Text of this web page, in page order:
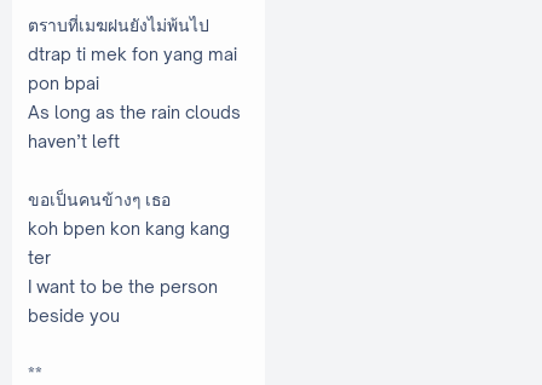
ตราบที่เมฆฝนยังไม่พ้นไป
dtrap ti mek fon yang mai
pon bpai
As long as the rain clouds
haven’t left
ขอเป็นคนข้างๆ เธอ
koh bpen kon kang kang
ter
I want to be the person
beside you
**